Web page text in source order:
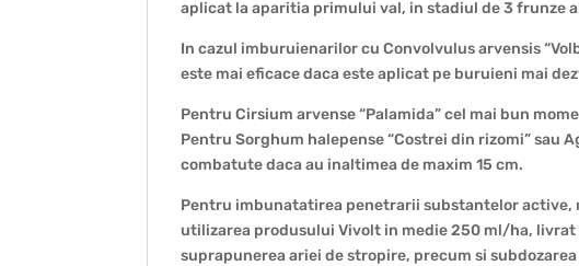
aplicat la aparitia primului val, in stadiul de 3 frunze
In cazul imburuienarilor cu Convolvulus arvensis
este mai eficace daca este aplicat pe buruieni mai
Pentru Cirsium arvense “Palamida” cel mai bun
Pentru Sorghum halepense “Costrei din rizomi” sau
combatute daca au inaltimea de maxim 15 cm.
Pentru imbunatatirea penetrarii substantelor active,
utilizarea produsului Vivolt in medie 250 ml/ha,
suprapunerea ariei de stropire, precum si